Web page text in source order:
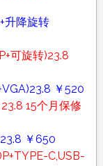
升降旋转
可旋转)23.8
￥520
15个月保修
￥650
C,USB-